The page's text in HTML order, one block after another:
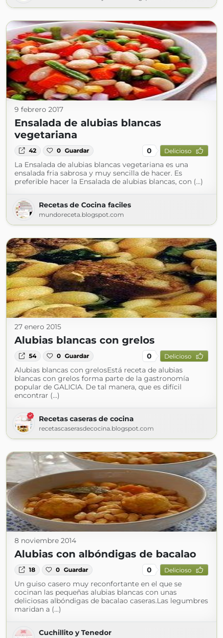
9 febrero 2017
Ensalada de alubias blancas
vegetariana
42 0 Guardar 0 Delicioso
La Ensalada de alubias blancas vegetariana es una
ensalada fria sabrosa y muy sencilla de hacer. Es
preferible hacer la Ensalada de alubias blancas, con (...)
Recetas de Cocina faciles
mundoreceta.blogspot.com
27 enero 2015
Alubias blancas con grelos
54 0 Guardar 0 Delicioso
Alubias blancas con grelosEstá receta de alubias
blancas con grelos forma parte de la gastronomía
popular de GALICIA. De tal manera, que es difícil
encontrar (...)
Recetas caseras de cocina
recetascaserasdecocina.blogspot.com
8 noviembre 2014
Alubias con albóndigas de bacalao
18 0 Guardar 0 Delicioso
Un guiso casero muy reconfortante en el que se
cocinan las pequeñas alubias blancas con unas
deliciosas albóndigas de bacalao caseras.Las legumbres
maridan a (...)
Cuchillito y Tenedor